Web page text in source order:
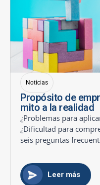
Noticias
Propósito de
mito a la realidad
¿Problemas para
¿Dificultad para
seis preguntas
Leer más